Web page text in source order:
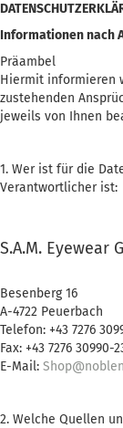
Informationen nach
Präambel
Hiermit informieren
zustehenden
jeweils von Ihnen
1. Wer ist für die
Verantwortlicher ist:
S.A.M. Eyewear
Besenberg 16
A-4722 Peuerbach
Telefon: +43 7276
Fax: +43 7276 30990-
E-Mail:
2. Welche Quellen